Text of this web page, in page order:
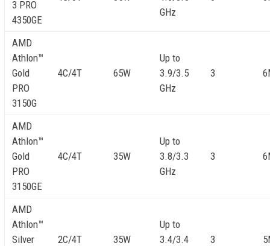
3 PRO
4350GE
GHz
AMD
Athlon™
Gold
PRO
3150G
4C/4T 65W
Up to
3.9/3.5
GHz
3
AMD
Athlon™
Gold
PRO
3150GE
4C/4T 35W
Up to
3.8/3.3
GHz
3
AMD
Athlon™
Silver
2C/4T 35W
Up to
3.4/3.4
3